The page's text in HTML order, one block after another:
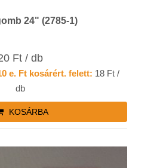
24" (2785-1)
Ft / db
e. Ft kosárért. felett: 18 Ft /
db
KOSÁRBA